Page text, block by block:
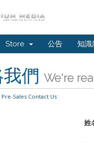
Store 公告 知識
們 We're
Pre-Sales Contact Us
姓